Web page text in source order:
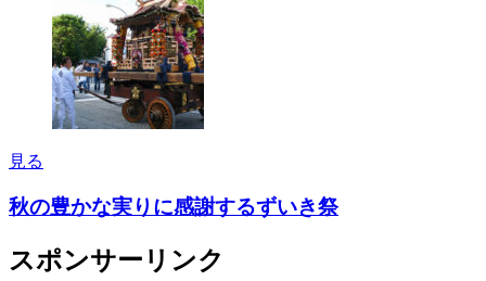
見る
秋の豊かな実りに感謝するずいき祭
スポンサーリンク